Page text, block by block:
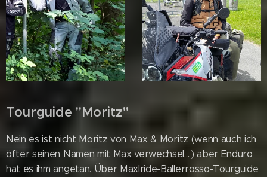
Tourguide "Moritz"
Nein es ist nicht Moritz von Max & Moritz (wenn auch ich
öfter seinen Namen mit Max verwechsel....) aber Enduro
hat es ihm angetan. Über Maxlride-Ballerrosso-Tourguide